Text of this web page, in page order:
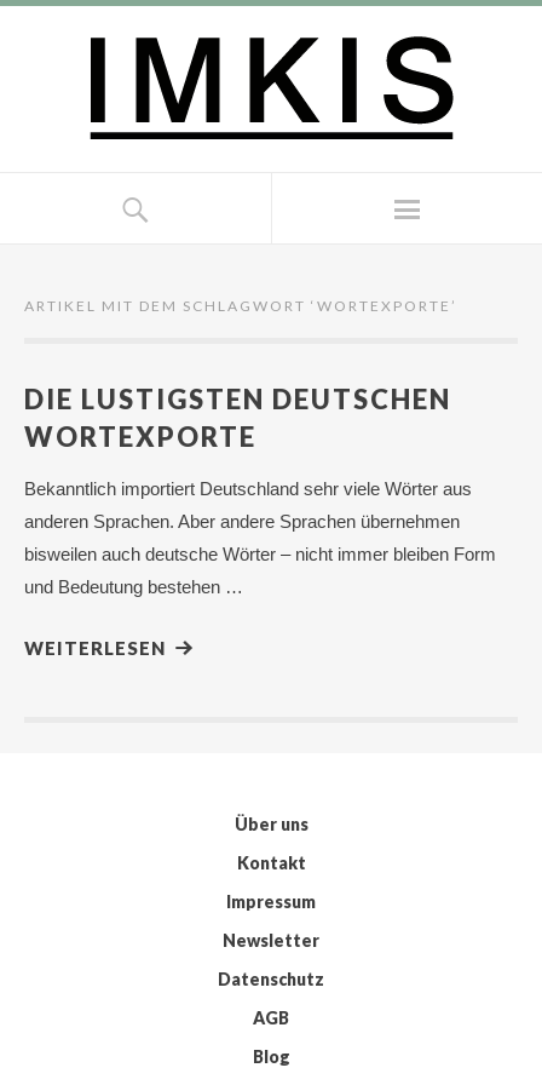
ARTIKEL MIT DEM SCHLAGWORT ‘ WORTEXPORTE ’
DIE LUSTIGSTEN DEUTSCHEN
WORTEXPORTE
Bekanntlich importiert Deutschland sehr viele Wörter aus
anderen Sprachen. Aber andere Sprachen übernehmen
bisweilen auch deutsche Wörter – nicht immer bleiben Form
und Bedeutung bestehen …
WEITERLESEN
Über uns
Kontakt
Impressum
Newsletter
Datenschutz
AGB
Blog